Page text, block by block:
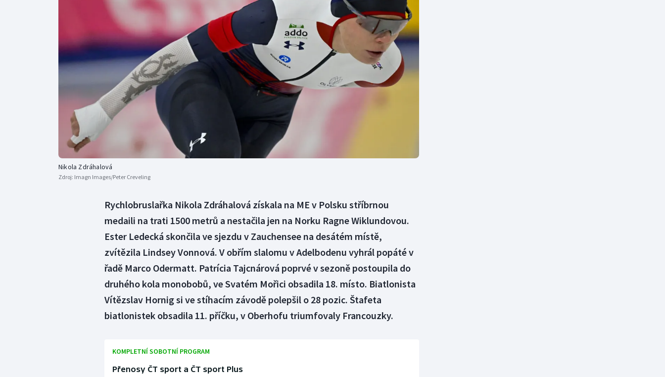
Curling
Dostihy
Florbal
Futsal
Gymnastika
Moderní pětiboj
Motorsport
Olympijské hry
Parasport
Plavání
Plážový volejbal
Veslování
Vodní slalom
Volejbal
Nikola Zdráhalová
Zdroj: Imagn Images/Peter Creveling
Rychlobruslařka Nikola Zdráhalová získala na ME v Polsku stříbrnou
medaili na trati 1500 metrů a nestačila jen na Norku Ragne Wiklundovou.
Ester Ledecká skončila ve sjezdu v Zauchensee na desátém místě,
zvítězila Lindsey Vonnová. V obřím slalomu v Adelbodenu vyhrál popáté v
řadě Marco Odermatt. Patrícia Tajcnárová poprvé v sezoně postoupila do
druhého kola monobobů, ve Svatém Mořici obsadila 18. místo. Biatlonista
Vítězslav Hornig si ve stíhacím závodě polepšil o 28 pozic. Štafeta
biatlonistek obsadila 11. příčku, v Oberhofu triumfovaly Francouzky.
KOMPLETNÍ SOBOTNÍ PROGRAM
Přenosy ČT sport a ČT sport Plus